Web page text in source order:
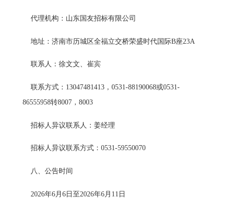
代理机构：山东国友招标有限公司
地址：济南市历城区全福立交桥荣盛时代国际B座23A
联系人：徐文文、崔宾
联系方式：13047481413，0531-88190068或0531-
86555958转8007，8003
招标人异议联系人：姜经理
招标人异议联系方式：0531-59550070
八、公告时间
2026年6月6日至2026年6月11日